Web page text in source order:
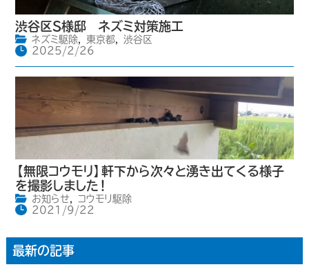
渋谷区S様邸 ネズミ対策施工
ネズミ駆除, 東京都,
渋谷区
2025/2/26
【無限コウモリ】軒下から次々と湧き出てくる様子
を撮影しました！
お知らせ,
コウモリ駆除
2021/9/22
最新の記事